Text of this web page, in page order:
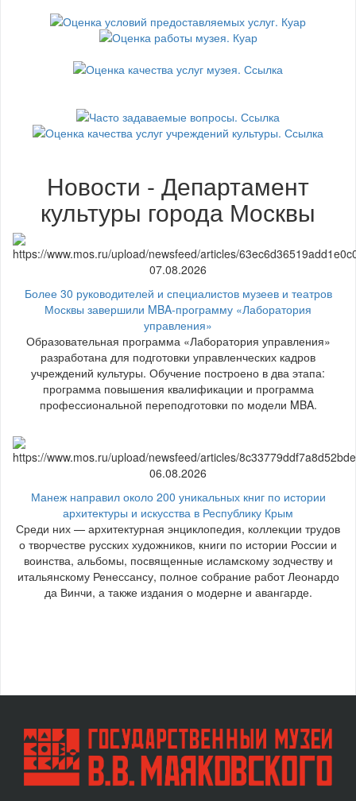
Новости - Департамент
культуры города Москвы
07.08.2026
Более 30 руководителей и специалистов музеев и театров
Москвы завершили MBA-программу «Лаборатория
управления»
Образовательная программа «Лаборатория управления»
разработана для подготовки управленческих кадров
учреждений культуры. Обучение построено в два этапа:
программа повышения квалификации и программа
профессиональной переподготовки по модели MBA.
06.08.2026
Манеж направил около 200 уникальных книг по истории
архитектуры и искусства в Республику Крым
Среди них — архитектурная энциклопедия, коллекции трудов
о творчестве русских художников, книги по истории России и
воинства, альбомы, посвященные исламскому зодчеству и
итальянскому Ренессансу, полное собрание работ Леонардо
да Винчи, а также издания о модерне и авангарде.